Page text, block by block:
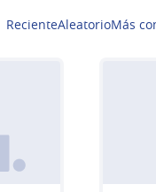
RecienteAleatorioMás